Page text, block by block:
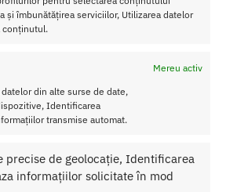
și îmbunătățirea serviciilor, Utilizarea datelor
conținutul.
Mereu activ
din alte surse de date,
Identificarea
transmise automat.
precise de geolocație, Identificarea
informațiilor solicitate în mod
utilizati un lubrifiant pe baza de apa.
igienizare suplimentara puteti utiliza un